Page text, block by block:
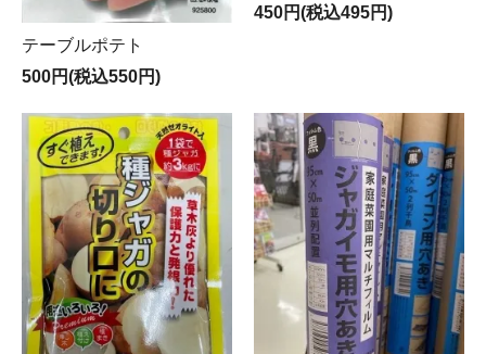
テーブルポテト
500円(税込550円)
450円(税込495円)